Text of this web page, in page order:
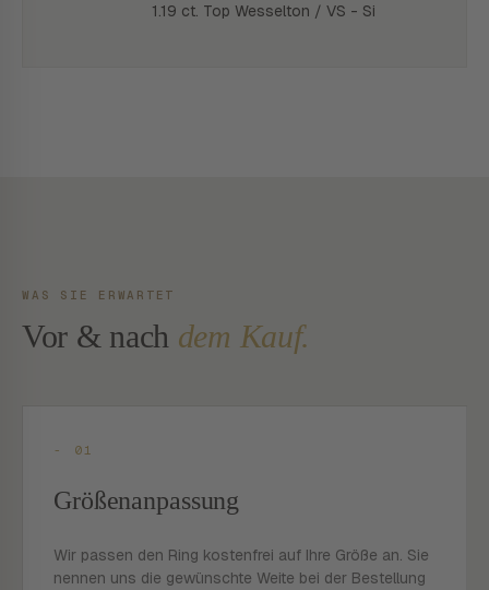
1.19 ct. Top Wesselton / VS - Si
WAS SIE ERWARTET
Vor & nach dem Kauf.
- 01
Größenanpassung
Wir passen den Ring kostenfrei auf Ihre Größe an. Sie
nennen uns die gewünschte Weite bei der Bestellung